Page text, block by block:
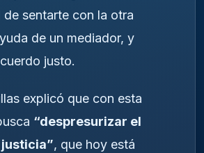
sentarte con la otra
de un mediador, y
justo.
explicó que con esta
“despresurizar el
, que hoy está